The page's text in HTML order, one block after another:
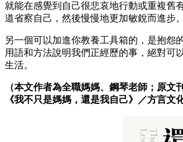
就能在感覺到自己很悲哀地行動或重複舊
道省察自己，然後慢慢地更加敏銳而進步。
另一個可以加進你教養工具箱的，是抱怨
用語和方法說明我們正經歷的事，絕對可
生活。
（本文作者為全職媽媽、鋼琴老師；原文
《我不只是媽媽，還是我自己》／方言文化